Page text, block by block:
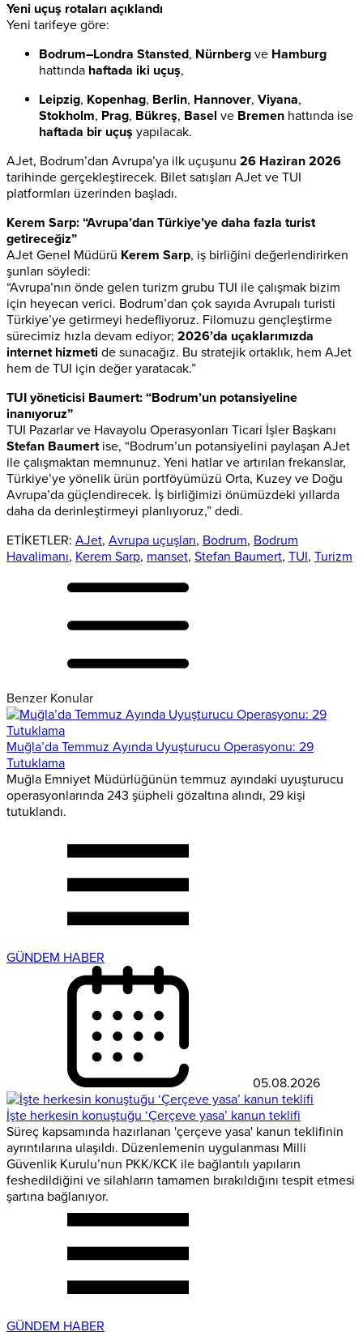
Yeni uçuş rotaları açıklandı
Yeni tarifeye göre:
Bodrum–Londra Stansted, Nürnberg ve Hamburg
hattında haftada iki uçuş,
Leipzig, Kopenhag, Berlin, Hannover, Viyana,
Stokholm, Prag, Bükreş, Basel ve Bremen hattında ise
haftada bir uçuş yapılacak.
AJet, Bodrum’dan Avrupa’ya ilk uçuşunu 26 Haziran 2026
tarihinde gerçekleştirecek. Bilet satışları AJet ve TUI
platformları üzerinden başladı.
Kerem Sarp: “Avrupa’dan Türkiye’ye daha fazla turist
getireceğiz”
AJet Genel Müdürü Kerem Sarp, iş birliğini değerlendirirken
şunları söyledi:
“Avrupa’nın önde gelen turizm grubu TUI ile çalışmak bizim
için heyecan verici. Bodrum’dan çok sayıda Avrupalı turisti
Türkiye’ye getirmeyi hedefliyoruz. Filomuzu gençleştirme
sürecimiz hızla devam ediyor; 2026’da uçaklarımızda
internet hizmeti de sunacağız. Bu stratejik ortaklık, hem AJet
hem de TUI için değer yaratacak.”
TUI yöneticisi Baumert: “Bodrum’un potansiyeline
inanıyoruz”
TUI Pazarlar ve Havayolu Operasyonları Ticari İşler Başkanı
Stefan Baumertise, “Bodrum’un potansiyelini paylaşan AJet
ile çalışmaktan memnunuz. Yeni hatlar ve artırılan frekanslar,
Türkiye’ye yönelik ürün portföyümüzü Orta, Kuzey ve Doğu
Avrupa’da güçlendirecek. İş birliğimizi önümüzdeki yıllarda
daha da derinleştirmeyi planlıyoruz,” dedi.
ETİKETLER: AJet, Avrupa uçuşları, Bodrum, Bodrum
Havalimanı, Kerem Sarp, manset, Stefan Baumert, TUI, Turizm
Benzer Konular
Muğla’da Temmuz Ayında Uyuşturucu Operasyonu: 29
Tutuklama
Muğla Emniyet Müdürlüğünün temmuz ayındaki uyuşturucu
operasyonlarında 243 şüpheli gözaltına alındı, 29 kişi
tutuklandı.
GÜNDEM HABER
05.08.2026
İşte herkesin konuştuğu ‘Çerçeve yasa’ kanun teklifi
Süreç kapsamında hazırlanan 'çerçeve yasa' kanun teklifinin
ayrıntılarına ulaşıldı. Düzenlemenin uygulanması Milli
Güvenlik Kurulu’nun PKK/KCK ile bağlantılı yapıların
feshedildiğini ve silahların tamamen bırakıldığını tespit etmesi
şartına bağlanıyor.
GÜNDEM HABER